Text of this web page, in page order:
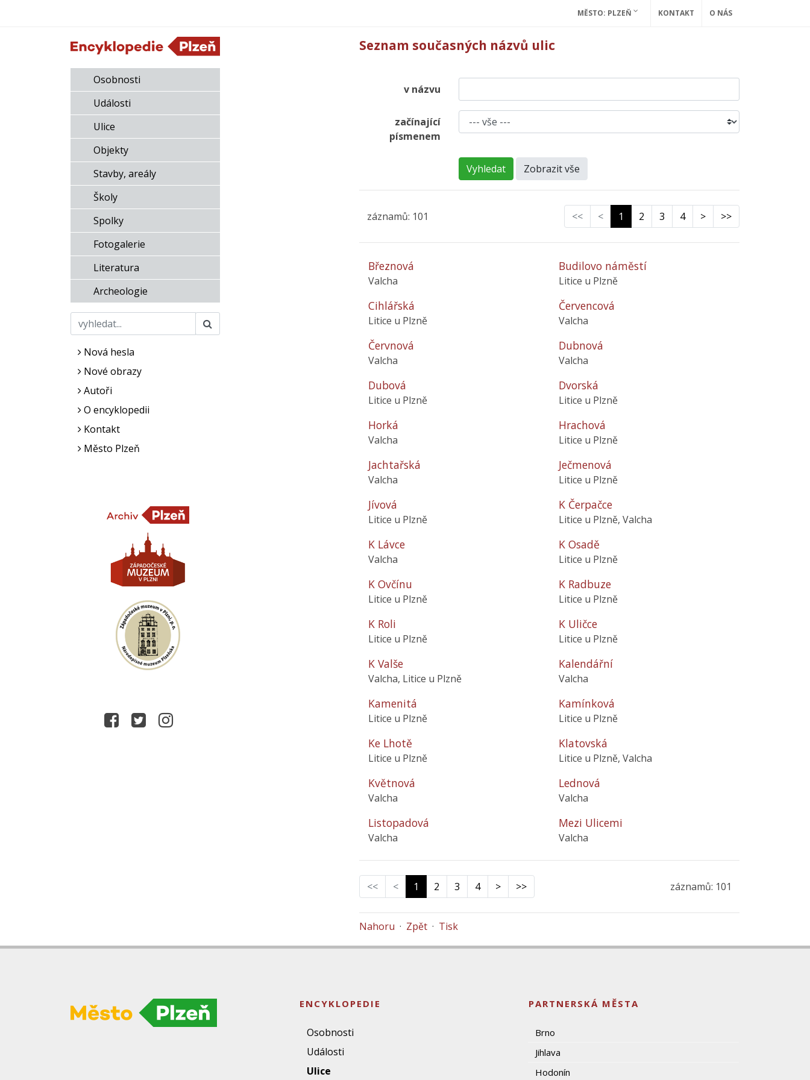
MĚSTO: PLZEŇ KONTAKT O NÁS
Osobnosti
Události
Ulice
Objekty
Stavby, areály
Školy
Spolky
Fotogalerie
Literatura
Archeologie
Nová hesla
Nové obrazy
Autoři
O encyklopedii
Kontakt
Město Plzeň
Seznam současných názvů ulic
v názvu
začínající
písmenem
Vyhledat Zobrazit vše
záznamů: 101 << < 1 2 3 4 > >>
Březnová
Valcha
Budilovo náměstí
Litice u Plzně
Cihlářská
Litice u Plzně
Červencová
Valcha
Červnová
Valcha
Dubnová
Valcha
Dubová
Litice u Plzně
Dvorská
Litice u Plzně
Horká
Valcha
Hrachová
Litice u Plzně
Jachtařská
Valcha
Ječmenová
Litice u Plzně
Jívová
Litice u Plzně
K Čerpačce
Litice u Plzně, Valcha
K Lávce
Valcha
K Osadě
Litice u Plzně
K Ovčínu
Litice u Plzně
K Radbuze
Litice u Plzně
K Roli
Litice u Plzně
K Uličce
Litice u Plzně
K Valše
Valcha, Litice u Plzně
Kalendářní
Valcha
Kamenitá
Litice u Plzně
Kamínková
Litice u Plzně
Ke Lhotě
Litice u Plzně
Klatovská
Litice u Plzně, Valcha
Květnová
Valcha
Lednová
Valcha
Listopadová
Valcha
Mezi Ulicemi
Valcha
<< < 1 2 3 4 > >> záznamů: 101
Nahoru · Zpět · Tisk
ENCYKLOPEDIE
Osobnosti
Události
Ulice
PARTNERSKÁ MĚSTA
Brno
Jihlava
Hodonín